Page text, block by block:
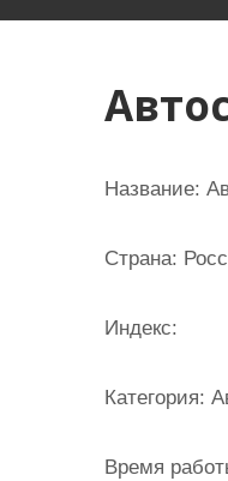
Название:
Страна:
Индекс:
Категория:
Время